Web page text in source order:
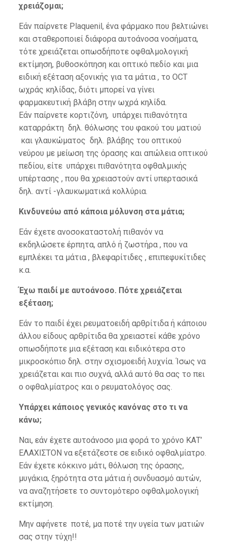
χρειάζομαι;
Εάν παίρνετε Plaquenil, ένα φάρμακο που βελτιώνει
και σταθεροποιεί διάφορα αυτοάνοσα νοσήματα,
τότε χρειάζεται οπωσδήποτε οφθαλμολογική
εκτίμηση, βυθοσκόπηση και οπτικό πεδίο και μια
ειδική εξέταση αξονικής για τα μάτια , το OCT
ωχράς κηλίδας, διότι μπορεί να γίνει
φαρμακευτική βλάβη στην ωχρά κηλίδα.
Εάν παίρνετε κορτιζόνη, υπάρχει πιθανότητα
καταρράκτη δηλ. θόλωσης του φακού του ματιού
και γλαυκώματος δηλ. βλάβης του οπτικού
νεύρου με μείωση της όρασης και απώλεια οπτικού
πεδίου, είτε υπάρχει πιθανότητα οφθαλμικής
υπέρτασης , που θα χρειαστούν αντί υπερτασικά
δηλ. αντί -γλαυκωματικά κολλύρια.
Κινδυνεύω από κάποια μόλυνση στα μάτια;
Εάν έχετε ανοσοκαταστολή πιθανόν να
εκδηλώσετε έρπητα, απλό ή ζωστήρα , που να
εμπλέκει τα μάτια , βλεφαρίτιδες , επιπεφυκίτιδες
κ.α.
Έχω παιδί με αυτοάνοσο. Πότε χρειάζεται
εξέταση;
Εάν το παιδί έχει ρευματοειδή αρθρίτιδα ή κάποιου
άλλου είδους αρθρίτιδα θα χρειαστεί κάθε χρόνο
οπωσδήποτε μια εξέταση και ειδικότερα στο
μικροσκόπιο δηλ. στην σχισμοειδή λυχνία. Ίσως να
χρειάζεται και πιο συχνά, αλλά αυτό θα σας το πει
ο οφθαλμίατρος και ο ρευματολόγος σας.
Υπάρχει κάποιος γενικός κανόνας στο τι να
κάνω;
Ναι, εάν έχετε αυτοάνοσο μια φορά το χρόνο ΚΑΤ’
ΕΛΑΧΙΣΤΟΝ να εξετάζεστε σε ειδικό οφθαλμίατρο.
Εάν έχετε κόκκινο μάτι, θόλωση της όρασης,
μυγάκια, ξηρότητα στα μάτια ή συνδυασμό αυτών,
να αναζητήσετε το συντομότερο οφθαλμολογική
εκτίμηση.
Μην αφήνετε ποτέ, μα ποτέ την υγεία των ματιών
σας στην τύχη!!